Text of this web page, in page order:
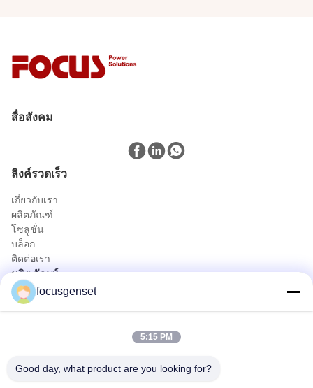
สื่อสังคม
ลิงค์รวดเร็ว
เกี่ยวกับเรา
ผลิตภัณฑ์
โซลูชั่น
บล็อก
ติดต่อเรา
ผลิตภัณฑ์
ชุดเครื่องกำเนิดไฟฟ้าดีเซล Cummins
ชุดเครื่องผลิตไฟฟ้าเพอร์กินส์
ชุดเครื่องกำเนิดไฟฟ้าดีเซล SDEC
เครื่องกำเนิดไฟฟ้าไพรม์พาวเวอร์
เครื่องกำเนิดไฟฟ้าแบบติดตั้งลื่นไถล
focusgenset
5:15 PM
Good day, what product are you looking for?